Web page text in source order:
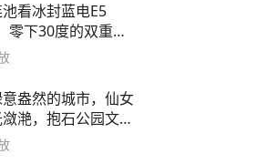
看冰封蓝电E5
零下30度的双重冰
录
盎然的城市，仙女
滟，抱石公园文化